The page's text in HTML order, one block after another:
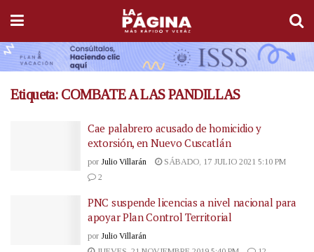
Etiqueta: COMBATE A LAS PANDILLAS
Cae palabrero acusado de homicidio y
extorsión, en Nuevo Cuscatlán
por Julio Villarán
SÁBADO, 17 JULIO 2021 5:10 PM
2
PNC suspende licencias a nivel nacional para
apoyar Plan Control Territorial
por Julio Villarán